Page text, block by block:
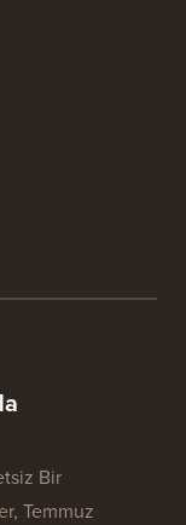
Bir
Temmuz